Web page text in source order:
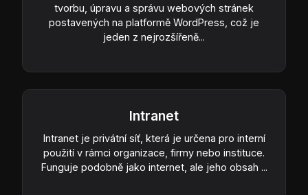
tvorbu, úpravu a správu webových stránek
postavených na platformě WordPress, což je
jeden z nejrozšířeně...
Intranet
Intranet je privátní síť, která je určena pro interní
použití v rámci organizace, firmy nebo instituce.
Funguje podobně jako internet, ale jeho obsah ...